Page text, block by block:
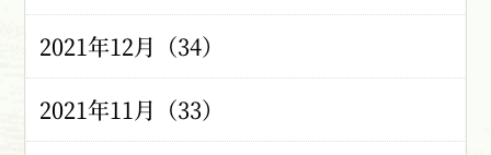
2021年12月（34）
2021年11月（33）